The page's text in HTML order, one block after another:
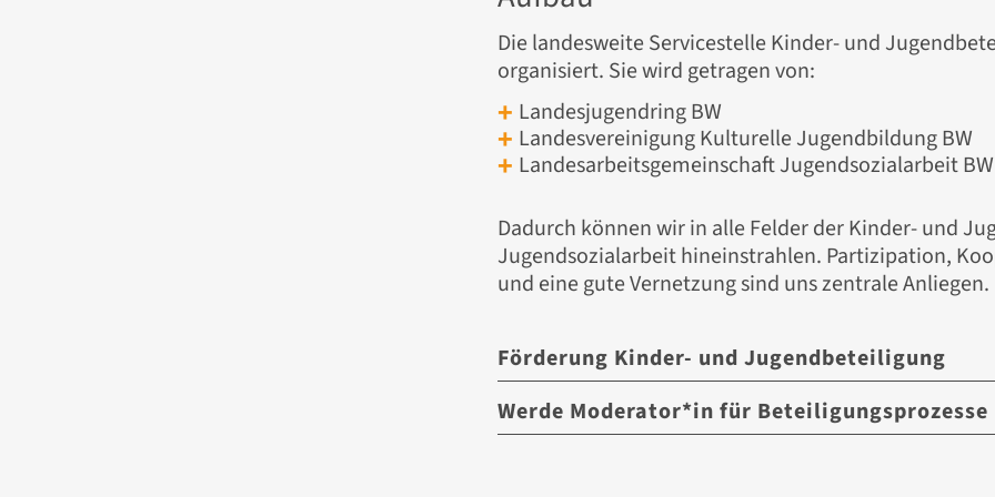
Die landesweite Servicestelle Kinder- und
organisiert. Sie wird getragen von:
Landesjugendring BW
Landesvereinigung Kulturelle Jugendbildung BW
Landesarbeitsgemeinschaft Jugendsozialarbeit BW
Dadurch können wir in alle Felder der Kinder- und
Jugendsozialarbeit hineinstrahlen. Partizipation,
und eine gute Vernetzung sind uns zentrale Anliegen.
Förderung Kinder- und Jugendbeteiligung
Die Servicestelle fördert auch finanziell die
Jugendbeteiligung vor Ort. Dabei können sowohl
Werde Moderator*in für Beteiligungsprozesse